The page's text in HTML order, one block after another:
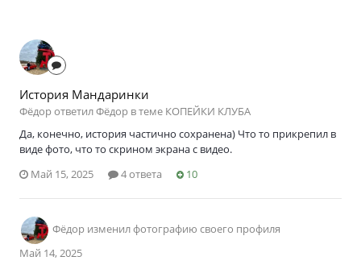
История Мандаринки
Фёдор ответил Фёдор в теме КОПЕЙКИ КЛУБА
Да, конечно, история частично сохранена) Что то прикрепил в
виде фото, что то скрином экрана с видео.
Май 15, 2025
4 ответа 10
Фёдор изменил фотографию своего профиля
Май 14, 2025